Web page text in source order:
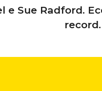
e Sue Radford.
record.